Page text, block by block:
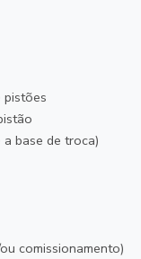
pistões
base de troca)
comissionamento)